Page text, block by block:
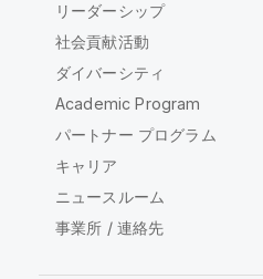
リーダーシップ
社会貢献活動
ダイバーシティ
Academic Program
パートナー プログラム
キャリア
ニュースルーム
事業所 / 連絡先